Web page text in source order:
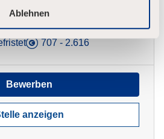
Ablehnen
&
(m/w/d)
707 - 2.616
Bewerben
anzeigen